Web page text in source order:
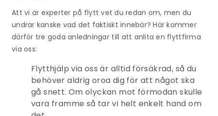
Att vi är experter på flytt vet du redan om, men du
undrar kanske vad det faktiskt innebär? Här kommer
därför tre goda anledningar till att anlita en flyttfirma
via oss:
Flytthjälp via oss är alltid försäkrad, så du
behöver aldrig oroa dig för att något ska
gå snett. Om olyckan mot förmodan skulle
vara framme så tar vi helt enkelt hand om